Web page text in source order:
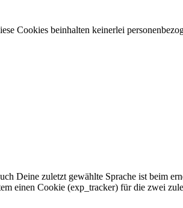
Cookies beinhalten keinerlei
Deine zuletzt gewählte Sprache ist beim
einen Cookie (exp_tracker) für die zwei